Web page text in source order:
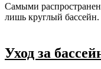
Самыми
лишь круглый
Уход за